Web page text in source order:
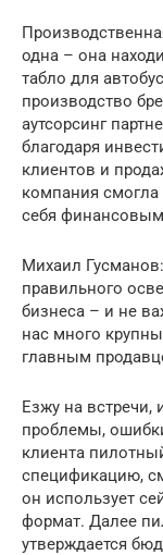
одна – она
табло для
производство
аутсорсинг
благодаря
клиентов и
компания смогла
себя
Михаил
правильного
бизнеса – и не
нас много
главным
Езжу на встречи,
проблемы,
клиента
спецификацию,
он использует
формат. Далее
утверждается